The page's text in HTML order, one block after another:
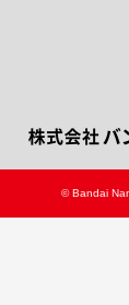
© Bandai